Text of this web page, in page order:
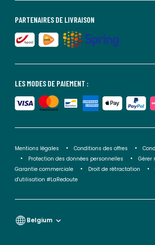
LES MODES DE PAIEMENT :
PARTENAIRES DE LIVRAISON
Mentions légales Conditions des offres
Protection des données personnelles
Gérer
Garantie commerciale
Droit de rétractation
d'utilisation #LaRedoute
Belgium